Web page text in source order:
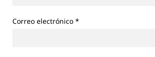
Correo electrónico *